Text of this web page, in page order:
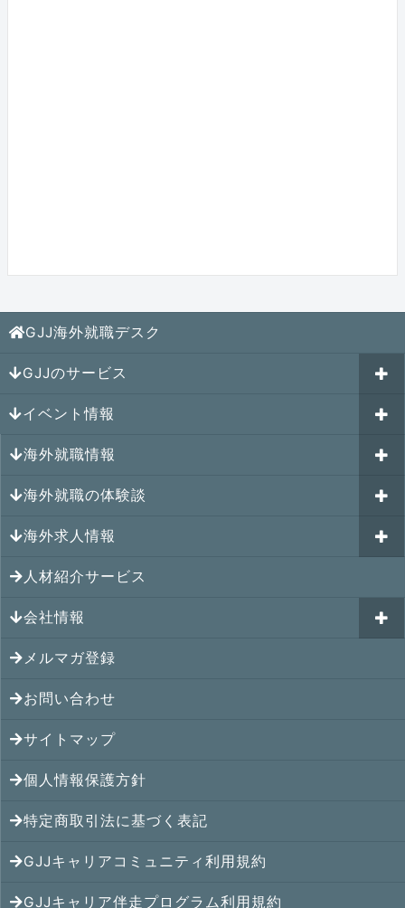
GJJ海外就職デスク
GJJのサービス
海外就職カウンセリング
はじめての海外就職セミナー
キャリアパスポートAI
GJJキャリア伴走プログラム
GJJキャリアコミュニティ
イベント情報
参加受付中のイベント
過去のイベント一覧
海外就職情報
アメリカの就職情報
カナダの就職情報
メキシコの就職情報
ヨーロッパの就職情報
オセアニアの就職情報
シンガポールの就職情報
マレーシアの就職情報
タイの就職情報
ベトナムの就職情報
インドネシアの就職情報
インドの就職情報
海外就職の体験談
海外就職その後の体験談
シンガポール就職の体験談
マレーシア就職の体験談
タイ就職の体験談
ベトナム就職の体験談
インドネシア就職の体験談
インド就職の体験談
フィリピン就職の体験談
ミャンマー就職の体験談
香港就職の体験談
海外求人情報
シンガポールの求人
マレーシアの求人
タイの求人
ベトナムの求人
インドネシアの求人
インドの求人
フィリピンの求人
カンボジアの求人
ミャンマーの求人
人材紹介サービス
会社情報
アクセス
メンバー紹介
提携先
コンサルタント
メルマガ登録
お問い合わせ
サイトマップ
個人情報保護方針
特定商取引法に基づく表記
GJJキャリアコミュニティ利用規約
GJJキャリア伴走プログラム利用規約